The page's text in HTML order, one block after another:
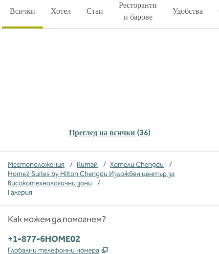
Всички Хотел Стаи
Ресторанти
и барове
Удобства
Преглед на всички (36)
Местоположения / Китай / Хотели Chengdu
/
Home2 Suites by Hilton Chengdu Изложбен център за
високотехнологични зони
/
Галерия
Как можем да помогнем?
Телефон:
+1-877-6HOME02
Глобални телефонни номера ,